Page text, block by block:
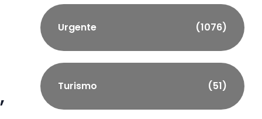
Urgente (1076)
Turismo (51)